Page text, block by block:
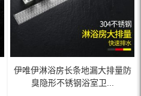
伊唯伊淋浴房长条地漏大排量防
臭隐形不锈钢浴室卫...